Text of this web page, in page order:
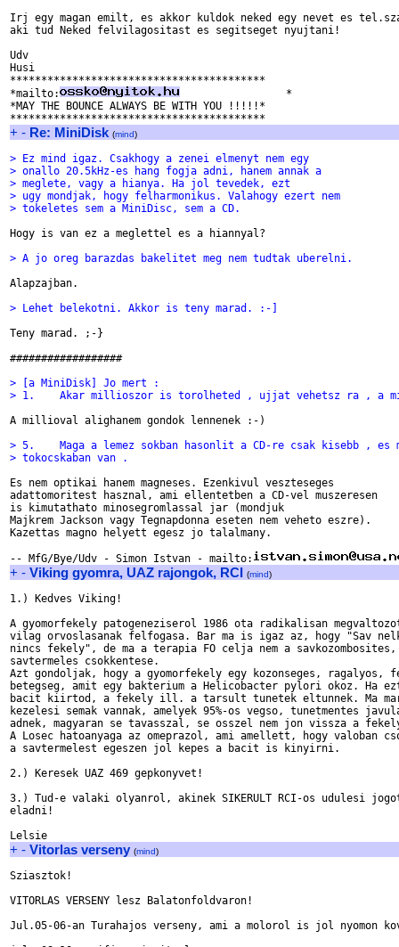
Irj egy magan emilt, es akkor kuldok neked egy nevet es
aki tud Neked felvilagositast es segitseget nyujtani!
Udv
Husi
*****************************************
*mailto:
                 *
*MAY THE BOUNCE ALWAYS BE WITH YOU !!!!!*
+ - Re: MiniDisk (mind)
> Ez mind igaz. Csakhogy a zenei elmenyt nem egy
> onallo 20.5kHz-es hang fogja adni, hanem annak a
> meglete, vagy a hianya. Ha jol tevedek, ezt
> ugy mondjak, hogy felharmonikus. Valahogy ezert nem
> tokeletes sem a MiniDisc, sem a CD.
Hogy is van ez a meglettel es a hiannyal?
> A jo oreg barazdas bakelitet meg nem tudtak uberelni.
Alapzajban.
> Lehet belekotni. Akkor is teny marad. :-]
Teny marad. ;-}
##################
> [a MiniDisk] Jo mert :
> 1.	Akar millioszor is torolheted , ujjat vehetsz ra , a
A millioval alighanem gondok lennenek :-)
> 5.	Maga a lemez sokban hasonlit a CD-re csak kisebb , es
> tokocskaban van .
Es nem optikai hanem magneses. Ezenkivul veszteseges
adattomoritest hasznal, ami ellentetben a CD-vel muszeresen
is kimutathato minosegromlassal jar (mondjuk
Majkrem Jackson vagy Tegnapdonna eseten nem veheto eszre).
Kazettas magno helyett egesz jo talalmany.
-- MfG/Bye/Udv - Simon Istvan - mailto:
+ - Viking gyomra, UAZ rajongok, RCI (mind)
1.) Kedves Viking!
A gyomorfekely patogeneziserol 1986 ota radikalisan
vilag orvoslasanak felfogasa. Bar ma is igaz az, hogy "Sav
nincs fekely", de ma a terapia FO celja nem a
savtermeles csokkentese.
Azt gondoljak, hogy a gyomorfekely egy kozonseges, ragalyos,
betegseg, amit egy bakterium a Helicobacter pylori okoz. Ha
bacit kiirtod, a fekely ill. a tarsult tunetek eltunnek. Ma
kezelesi semak vannak, amelyek 95%-os vegso, tunetmentes
adnek, magyaran se tavasszal, se osszel nem jon vissza a
A Losec hatoanyaga az omeprazol, ami amellett, hogy valoban
a savtermelest egeszen jol kepes a bacit is kinyirni.
2.) Keresek UAZ 469 gepkonyvet!
3.) Tud-e valaki olyanrol, akinek SIKERULT RCI-os udulesi
eladni!
+ - Vitorlas verseny (mind)
Sziasztok!
VITORLAS VERSENY lesz Balatonfoldvaron!
Jul.05-06-an Turahajos verseny, ami a molorol is jol nyomon